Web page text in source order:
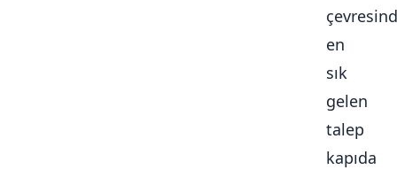
en
sık
gelen
talep
kapıda